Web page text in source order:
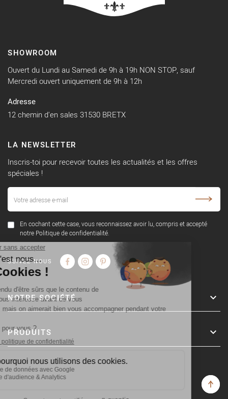
SHOWROOM
Ouvert du Lundi au Samedi de 9h à 19h NON STOP, sauf
Mercredi ouvert uniquement de 9h à 12h
Adresse
12 chemin d'en sales 31530 BRETX
LA NEWSLETTER
Inscris-toi pour recevoir toutes les actualités et les offres
spéciales !
En cochant cette case, vous reconnaissez avoir lu, compris et accepté
notre Politique de confidentialité.
SUIVEZ-NOUS
NOTRE SOCIÉTÉ
PRODUITS